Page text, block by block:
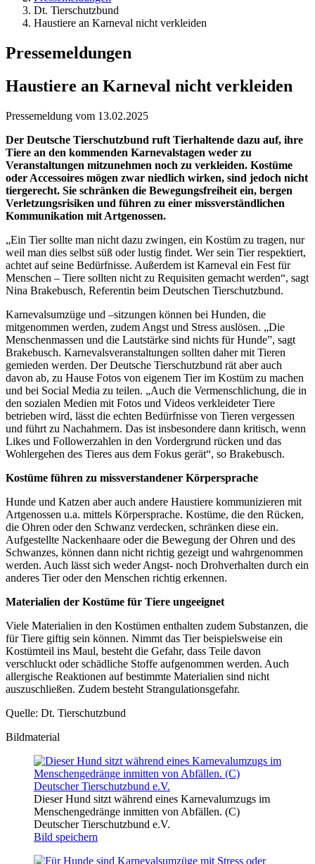
Dt. Tierschutzbund
Haustiere an Karneval nicht verkleiden
Pressemeldungen
Haustiere an Karneval nicht verkleiden
Pressemeldung vom 13.02.2025
Der Deutsche Tierschutzbund ruft Tierhaltende dazu auf, ihre
Tiere an den kommenden Karnevalstagen weder zu
Veranstaltungen mitzunehmen noch zu verkleiden. Kostüme
oder Accessoires mögen zwar niedlich wirken, sind jedoch nicht
tiergerecht. Sie schränken die Bewegungsfreiheit ein, bergen
Verletzungsrisiken und führen zu einer missverständlichen
Kommunikation mit Artgenossen.
„Ein Tier sollte man nicht dazu zwingen, ein Kostüm zu tragen, nur
weil man dies selbst süß oder lustig findet. Wer sein Tier respektiert,
achtet auf seine Bedürfnisse. Außerdem ist Karneval ein Fest für
Menschen – Tiere sollten nicht zu Requisiten gemacht werden“, sagt
Nina Brakebusch, Referentin beim Deutschen Tierschutzbund.
Karnevalsumzüge und –sitzungen können bei Hunden, die
mitgenommen werden, zudem Angst und Stress auslösen. „Die
Menschenmassen und die Lautstärke sind nichts für Hunde”, sagt
Brakebusch. Karnevalsveranstaltungen sollten daher mit Tieren
gemieden werden. Der Deutsche Tierschutzbund rät aber auch
davon ab, zu Hause Fotos von eigenem Tier im Kostüm zu machen
und bei Social Media zu teilen. „Auch die Vermenschlichung, die in
den sozialen Medien mit Fotos und Videos verkleideter Tiere
betrieben wird, lässt die echten Bedürfnisse von Tieren vergessen
und führt zu Nachahmern. Das ist insbesondere dann kritisch, wenn
Likes und Followerzahlen in den Vordergrund rücken und das
Wohlergehen des Tieres aus dem Fokus gerät“, so Brakebusch.
Kostüme führen zu missverstandener Körpersprache
Hunde und Katzen aber auch andere Haustiere kommunizieren mit
Artgenossen u.a. mittels Körpersprache. Kostüme, die den Rücken,
die Ohren oder den Schwanz verdecken, schränken diese ein.
Aufgestellte Nackenhaare oder die Bewegung der Ohren und des
Schwanzes, können dann nicht richtig gezeigt und wahrgenommen
werden. Auch lässt sich weder Angst- noch Drohverhalten durch ein
anderes Tier oder den Menschen richtig erkennen.
Materialien der Kostüme für Tiere ungeeignet
Viele Materialien in den Kostümen enthalten zudem Substanzen, die
für Tiere giftig sein können. Nimmt das Tier beispielsweise ein
Kostümteil ins Maul, besteht die Gefahr, dass Teile davon
verschluckt oder schädliche Stoffe aufgenommen werden. Auch
allergische Reaktionen auf bestimmte Materialien sind nicht
auszuschließen. Zudem besteht Strangulationsgefahr.
Quelle: Dt. Tierschutzbund
Bildmaterial
Dieser Hund sitzt während eines Karnevalumzugs im
Menschengedränge inmitten von Abfällen. (C)
Deutscher Tierschutzbund e.V.
Bild speichern